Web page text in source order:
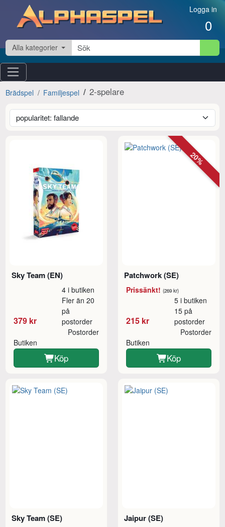
Hoppa till innehåll Logga in
0
Alla kategorier
Brädspel Familjespel 2-spelare
Sky Team (EN)
379 kr
4 i butiken
Fler än 20
på
postorder
Butiken
Postorder
Köp
Patchwork (SE)
Prissänkt! (269 kr)
215 kr
5 i butiken
15 på
postorder
Butiken
Postorder
Köp
20%
Sky Team (SE) Jaipur (SE)